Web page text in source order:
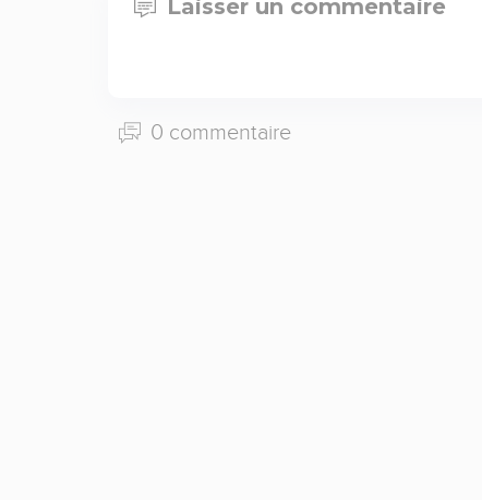
Laisser un commentaire
0 commentaire